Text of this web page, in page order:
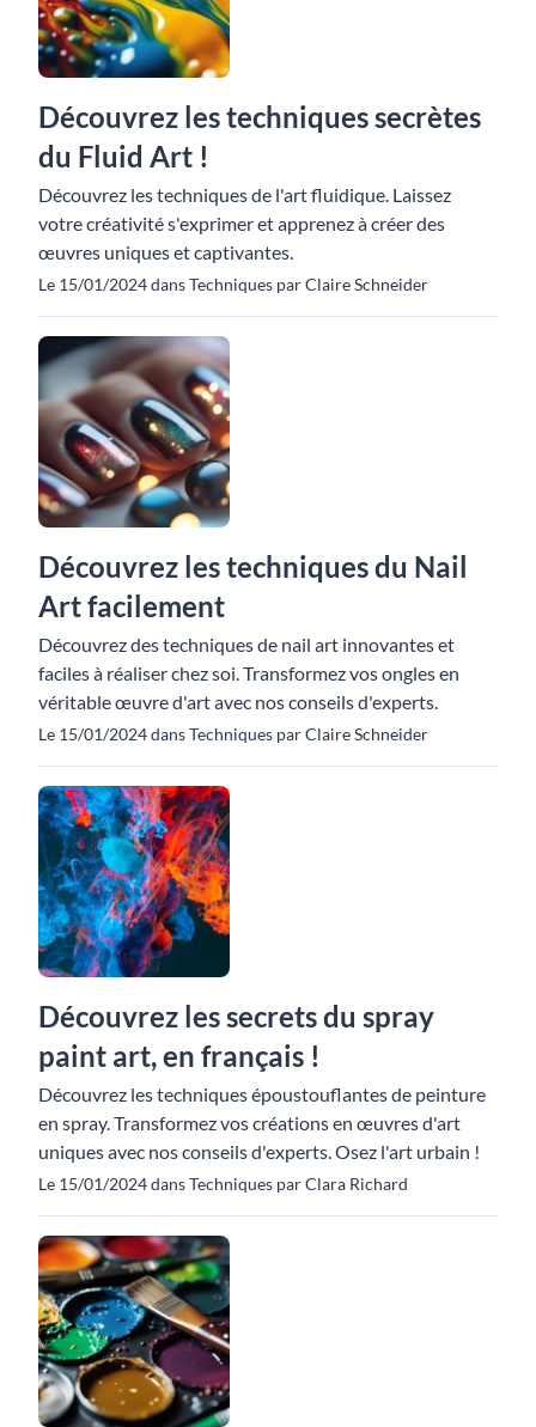
Découvrez les techniques secrètes
du Fluid Art !
Découvrez les techniques de l'art fluidique. Laissez
votre créativité s'exprimer et apprenez à créer des
œuvres uniques et captivantes.
Le 15/01/2024 dans Techniques par Claire Schneider
Découvrez les techniques du Nail
Art facilement
Découvrez des techniques de nail art innovantes et
faciles à réaliser chez soi. Transformez vos ongles en
véritable œuvre d'art avec nos conseils d'experts.
Le 15/01/2024 dans Techniques par Claire Schneider
Découvrez les secrets du spray
paint art, en français !
Découvrez les techniques époustouflantes de peinture
en spray. Transformez vos créations en œuvres d'art
uniques avec nos conseils d'experts. Osez l'art urbain !
Le 15/01/2024 dans Techniques par Clara Richard